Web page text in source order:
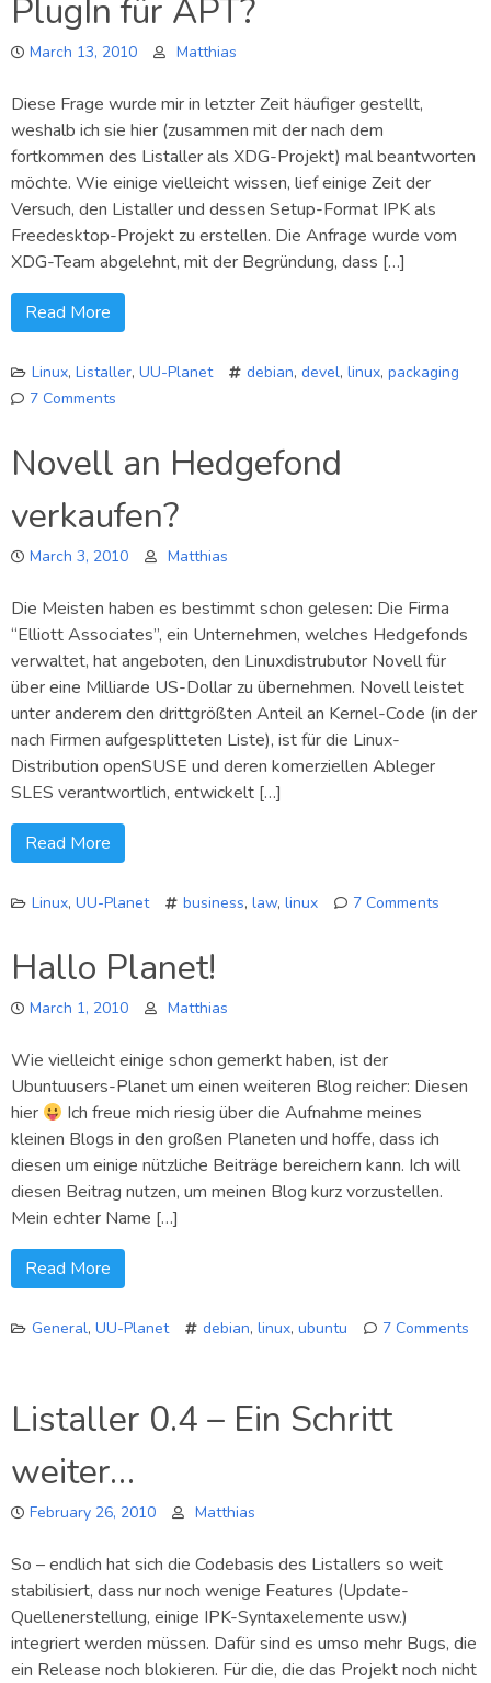
PlugIn für APT?
March 13, 2010 Matthias
Diese Frage wurde mir in letzter Zeit häufiger gestellt,
weshalb ich sie hier (zusammen mit der nach dem
fortkommen des Listaller als XDG-Projekt) mal beantworten
möchte. Wie einige vielleicht wissen, lief einige Zeit der
Versuch, den Listaller und dessen Setup-Format IPK als
Freedesktop-Projekt zu erstellen. Die Anfrage wurde vom
XDG-Team abgelehnt, mit der Begründung, dass […]
Read More
Linux, Listaller, UU-Planet debian, devel, linux, packaging
7 Comments
gibt
kein
RPM-
PlugIn
APT?
Novell an Hedgefond
verkaufen?
March 3, 2010 Matthias
Die Meisten haben es bestimmt schon gelesen: Die Firma
“Elliott Associates”, ein Unternehmen, welches Hedgefonds
verwaltet, hat angeboten, den Linuxdistrubutor Novell für
über eine Milliarde US-Dollar zu übernehmen. Novell leistet
unter anderem den drittgrößten Anteil an Kernel-Code (in der
nach Firmen aufgesplitteten Liste), ist für die Linux-
Distribution openSUSE und deren komerziellen Ableger
SLES verantwortlich, entwickelt […]
Read More
Linux, UU-Planet business, law, linux
7 Comments
Hallo Planet!
March 1, 2010 Matthias
Wie vielleicht einige schon gemerkt haben, ist der
Ubuntuusers-Planet um einen weiteren Blog reicher: Diesen
hier
Ich freue mich riesig über die Aufnahme meines
kleinen Blogs in den großen Planeten und hoffe, dass ich
diesen um einige nützliche Beiträge bereichern kann. Ich will
diesen Beitrag nutzen, um meinen Blog kurz vorzustellen.
Mein echter Name […]
Read More
General, UU-Planet debian, linux, ubuntu 7 Comments
Planet!
Listaller 0.4 – Ein Schritt
weiter…
February 26, 2010 Matthias
So – endlich hat sich die Codebasis des Listallers so weit
stabilisiert, dass nur noch wenige Features (Update-
Quellenerstellung, einige IPK-Syntaxelemente usw.)
integriert werden müssen. Dafür sind es umso mehr Bugs, die
ein Release noch blokieren. Für die, die das Projekt noch nicht